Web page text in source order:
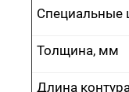
Толщина, мм